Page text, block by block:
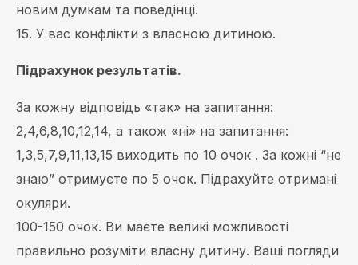
новим думкам та поведінці.
15. У вас конфлікти з власною дитиною.
Підрахунок результатів.
За кожну відповідь «так» на запитання:
2,4,6,8,10,12,14, а також «ні» на запитання:
1,3,5,7,9,11,13,15 виходить по 10 очок . За кожні “не
знаю” отримуєте по 5 очок. Підрахуйте отримані
окуляри.
100-150 очок. Ви маєте великі можливості
правильно розуміти власну дитину. Ваші погляди